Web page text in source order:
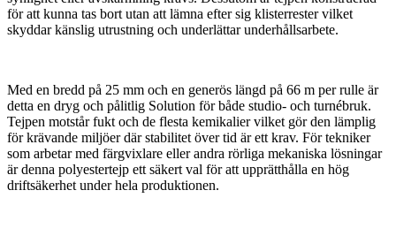
för att kunna tas bort utan att lämna efter sig klisterrester vilket
skyddar känslig utrustning och underlättar underhållsarbete.
Med en bredd på 25 mm och en generös längd på 66 m per rulle är
detta en dryg och pålitlig Solution för både studio- och turnébruk.
Tejpen motstår fukt och de flesta kemikalier vilket gör den lämplig
för krävande miljöer där stabilitet över tid är ett krav. För tekniker
som arbetar med färgvixlare eller andra rörliga mekaniska lösningar
är denna polyestertejp ett säkert val för att upprätthålla en hög
driftsäkerhet under hela produktionen.